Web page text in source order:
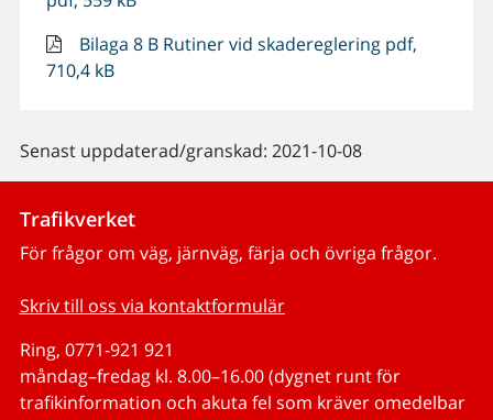
Bilaga 8 B Rutiner vid skadereglering pdf,
710,4 kB
Senast uppdaterad/granskad: 2021-10-08
Trafikverket
För frågor om väg, järnväg, färja och övriga frågor.
Skriv till oss via kontaktformulär
Ring, 0771-921 921
måndag–fredag kl. 8.00–16.00 (dygnet runt för
trafikinformation och akuta fel som kräver omedelbar